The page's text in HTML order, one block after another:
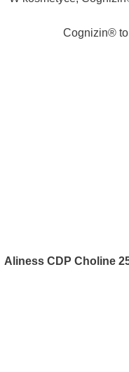
Cognizin® to
Aliness CDP Choline